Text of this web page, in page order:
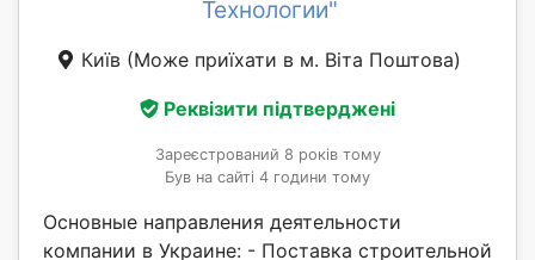
Технологии"
Київ (Може приїхати в м. Віта Поштова)
Реквізити підтверджені
Зареєстрований 8 років тому
Був на сайті 4 години тому
Основные направления деятельности
компании в Украине: - Поставка строительной